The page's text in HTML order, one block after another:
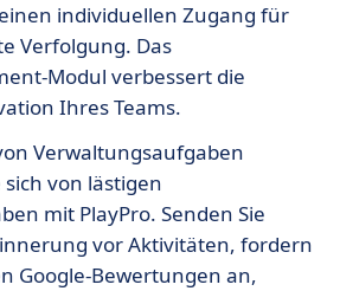
individuellen Zugang für
Verfolgung. Das
Modul verbessert die
Ihres Teams.
Verwaltungsaufgaben
von lästigen
mit PlayPro. Senden Sie
vor Aktivitäten, fordern
Google-Bewertungen an,